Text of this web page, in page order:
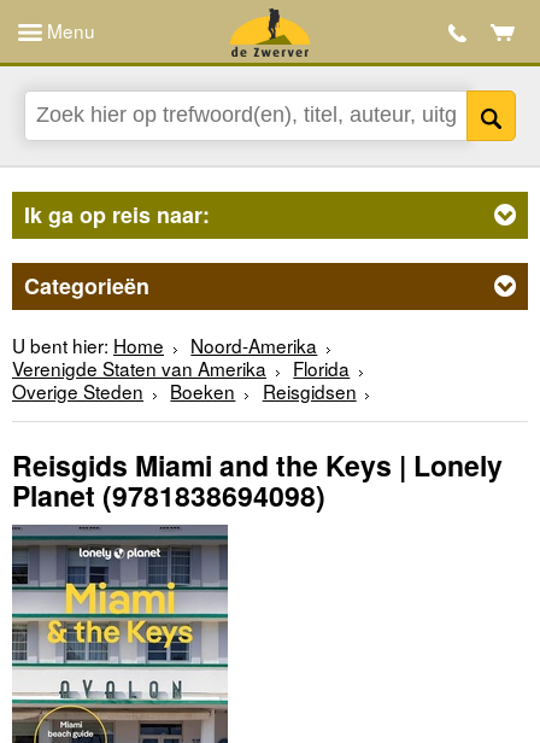
Menu
Ik ga op reis naar:
Categorieën
U bent hier: Home
Noord-Amerika
Verenigde Staten van Amerika
Florida
Overige Steden
Boeken Reisgidsen
Reisgids Miami and the Keys | Lonely
Planet (9781838694098)